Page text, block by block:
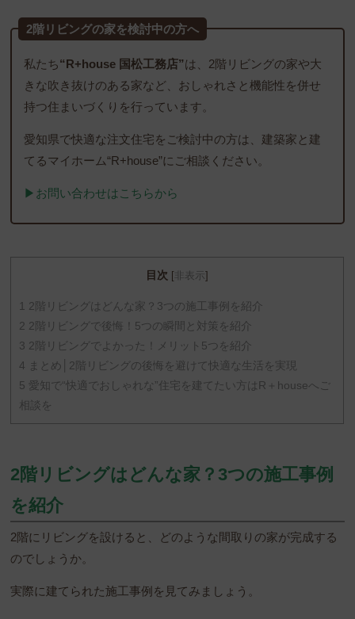
2階リビングの家を検討中の方へ
私たち“R+house 国松工務店”は、2階リビングの家や大
きな吹き抜けのある家など、おしゃれさと機能性を併せ
持つ住まいづくりを行っています。
愛知県で快適な注文住宅をご検討中の方は、建築家と建
てるマイホーム“R+house”にご相談ください。
▶︎お問い合わせはこちらから
目次 [ 非表示]
1 2階リビングはどんな家？3つの施工事例を紹介
2 2階リビングで後悔！5つの瞬間と対策を紹介
3 2階リビングでよかった！メリット5つを紹介
4 まとめ│2階リビングの後悔を避けて快適な生活を実現
5 愛知で“快適でおしゃれな”住宅を建てたい方はR＋houseへご
相談を
2階リビングはどんな家？3つの施工事例
を紹介
2階にリビングを設けると、どのような間取りの家が完成する
のでしょうか。
実際に建てられた施工事例を見てみましょう。